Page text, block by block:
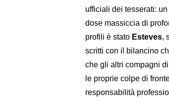
ufficiali dei tesserati:
dose massiccia di
profili è stato Esteves,
scritti con il bilancino
che gli altri compagni
le proprie colpe di
responsabilità